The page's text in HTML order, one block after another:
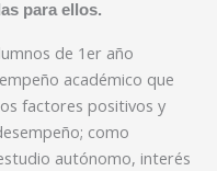
para ellos.
de 1er año
académico que
factores positivos y
como
autónomo, interés